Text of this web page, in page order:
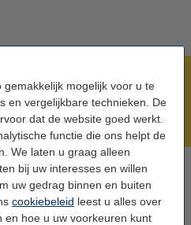
mogelijk voor u te
en vergelijkbare technieken. De
dat de website goed werkt.
functie die ons helpt de
We laten u graag alleen
bij uw interesses en willen
uw gedrag binnen en buiten
cookiebeleid leest u alles over
en hoe u uw voorkeuren kunt
in huis!
ons op 0294-787127
van 9.00 tot 22.00 uur